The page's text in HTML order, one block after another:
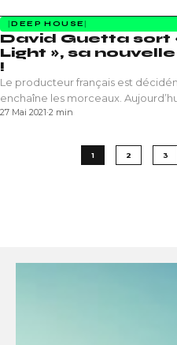
DEEP HOUSE
David Guetta sort
Light », sa
!
Le producteur français est
enchaîne les morceaux.
27 Mai 2021·2 min
1 2 3